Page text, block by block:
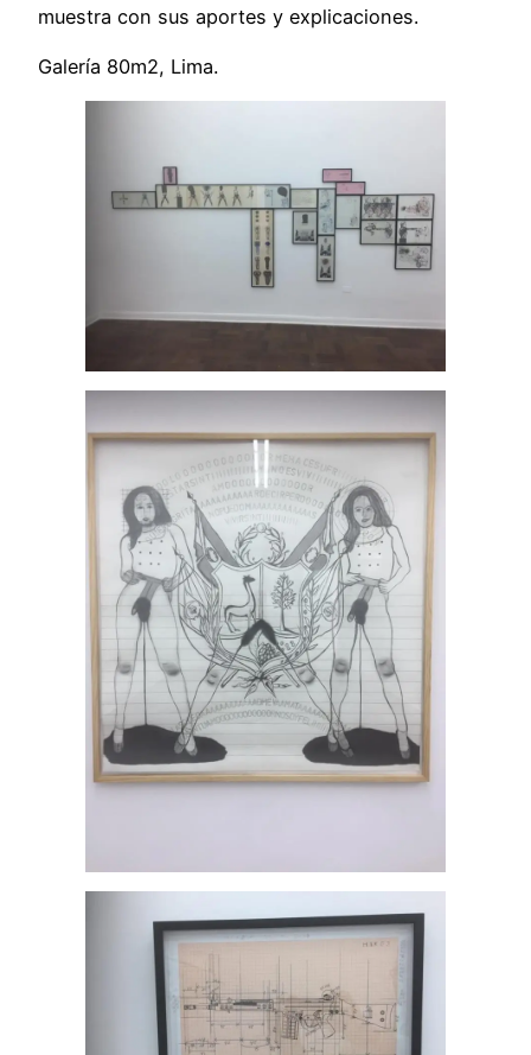
muestra con sus aportes y explicaciones.
Galería 80m2, Lima.